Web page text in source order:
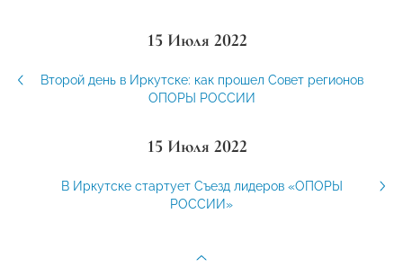
15 Июля 2022
Второй день в Иркутске: как прошел Совет регионов
ОПОРЫ РОССИИ
15 Июля 2022
В Иркутске стартует Съезд лидеров «ОПОРЫ
РОССИИ»